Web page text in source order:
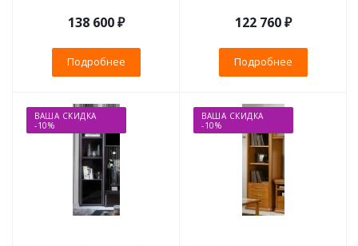
138 600 ₽
Подробнее
122 760 ₽
Подробнее
ВАША СКИДКА
-10%
ВАША СКИДКА
-10%